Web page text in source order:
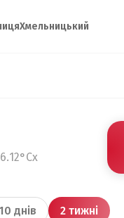
Хмельницький
10 днів 2 тижні